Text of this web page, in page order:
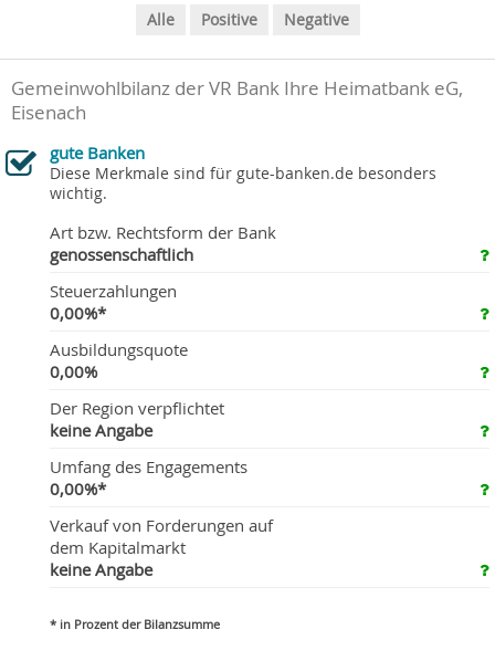
Alle Positive Negative
Gemeinwohlbilanz der VR Bank Ihre Heimatbank eG,
Eisenach
gute Banken
Diese Merkmale sind für gute-banken.de besonders
wichtig.
Art bzw. Rechtsform der Bank
genossenschaftlich
Steuerzahlungen
0,00%*
Ausbildungsquote
0,00%
Der Region verpflichtet
keine Angabe
Umfang des Engagements
0,00%*
Verkauf von Forderungen auf
dem Kapitalmarkt
keine Angabe
* in Prozent der Bilanzsumme